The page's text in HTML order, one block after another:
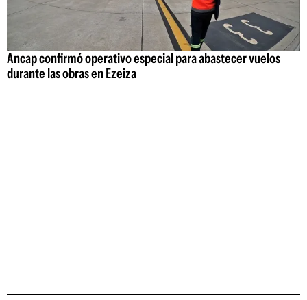
Ancap confirmó operativo especial para abastecer vuelos
durante las obras en Ezeiza